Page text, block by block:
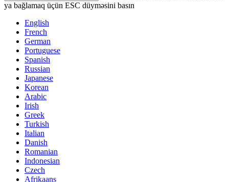
ya bağlamaq üçün ESC düyməsini basın
English
French
German
Portuguese
Spanish
Russian
Japanese
Korean
Arabic
Irish
Greek
Turkish
Italian
Danish
Romanian
Indonesian
Czech
Afrikaans